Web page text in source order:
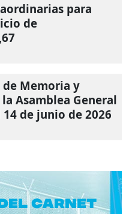
para
de
Memoria y
Asamblea General
de junio de 2026
carnet